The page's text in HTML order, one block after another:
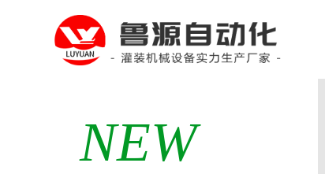
NEW